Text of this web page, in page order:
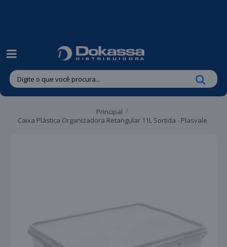
Principal
Caixa Plástica Organizadora Retangular 11L Sortida - Plasvale